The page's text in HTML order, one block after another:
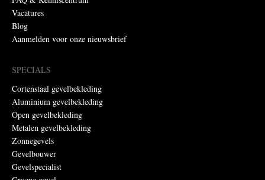
Vacatures
Blog
Aanmelden voor onze nieuwsbrief
SPECIALS
Cortenstaal gevelbekleding
Aluminium gevelbekleding
Open gevelbekleding
Metalen gevelbekleding
Zonnegevels
Gevelbouwer
Gevelspecialist